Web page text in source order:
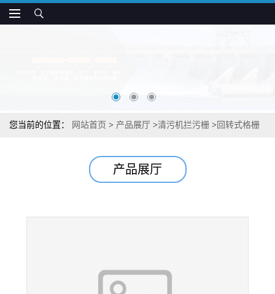
您当前的位置： 网站首页 > 产品展厅 >清污机拦污栅 > 回转式格栅
产品展厅